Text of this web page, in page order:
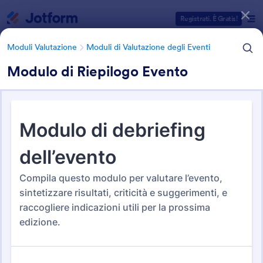
Registrati. È Gratis!
Moduli Valutazione Moduli di Valutazione degli Eventi
Modulo di Riepilogo Evento
Moduli Valutazione Moduli di Valutazione degli Eventi
Moduli di Valutazione degli
Eventi
7 Template
Categorie Template Moduli